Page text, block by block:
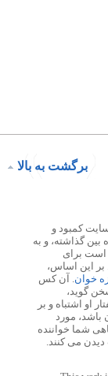
برگشت به بالا
شد. این سایت کمبود و
بین گذاشته، و به
است برای
بر این اساس،
خوان. آن کس
گوید،
او اشتباه و بر
باشد، مورد
شما خواننده